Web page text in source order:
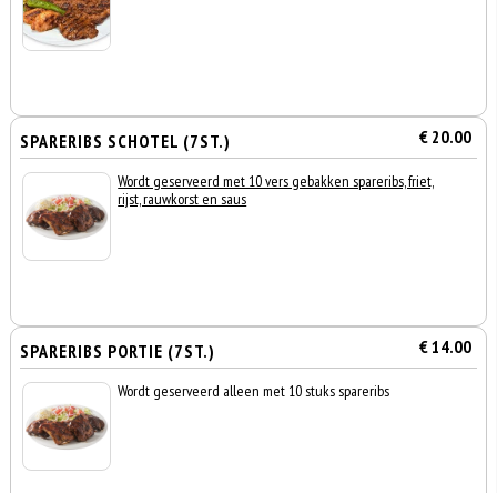
SPARERIBS SCHOTEL (7ST.) € 20.00
Wordt geserveerd met 10 vers gebakken spareribs, friet,
rijst, rauwkorst en saus
SPARERIBS PORTIE (7ST.) € 14.00
Wordt geserveerd alleen met 10 stuks spareribs